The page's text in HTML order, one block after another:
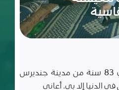
التاسع بعد، شعلة متوقدة
تعيش مع أسرة تتألف من أب